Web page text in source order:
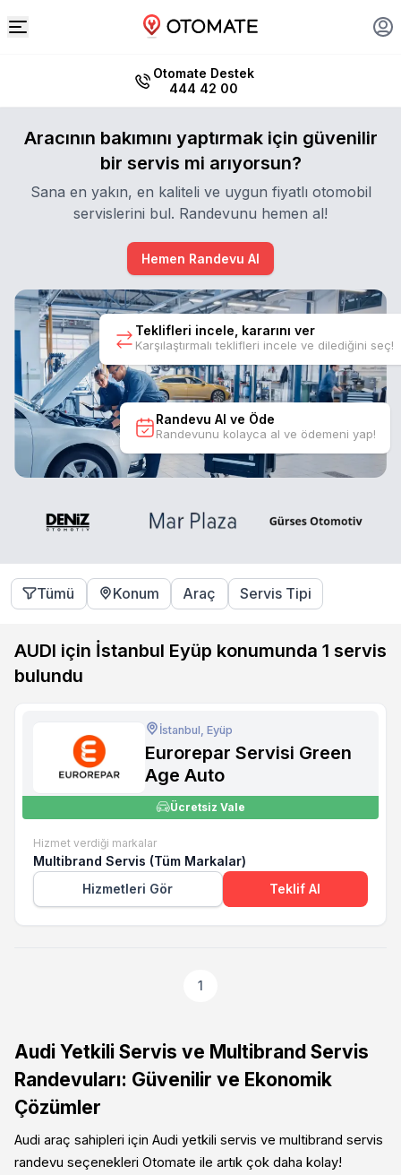
Otomate Destek
444 42 00
Aracının bakımını yaptırmak için güvenilir
bir servis mi arıyorsun?
Sana en yakın, en kaliteli ve uygun fiyatlı otomobil
servislerini bul. Randevunu hemen al!
Hemen Randevu Al
Teklifleri incele, kararını ver
Karşılaştırmalı teklifleri incele ve dilediğini seç!
Randevu Al ve Öde
Randevunu kolayca al ve ödemeni yap!
Tümü Konum Araç Servis Tipi
AUDI için İstanbul Eyüp konumunda 1 servis
bulundu
Ücretsiz Vale
İstanbul, Eyüp
Eurorepar Servisi Green
Age Auto
Hizmet verdiği markalar
Multibrand Servis (Tüm Markalar)
Hizmetleri Gör
Teklif Al
1
Audi Yetkili Servis ve Multibrand Servis
Randevuları: Güvenilir ve Ekonomik
Çözümler
Audi araç sahipleri için Audi yetkili servis ve multibrand servis
randevu seçenekleri Otomate ile artık çok daha kolay!